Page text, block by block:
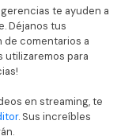
te ayuden a
Déjanos tus
comentarios a
utilizaremos para
en streaming, te
. Sus increíbles